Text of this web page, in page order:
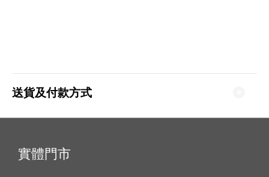
送貨及付款方式
實體門市